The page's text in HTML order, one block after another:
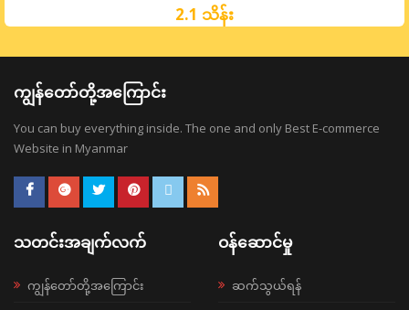
2.1 သိန်း
ကျွန်တော်တို့အကြောင်း
You can buy everything inside. The one and only Best E-commerce
Website in Myanmar
သတင်းအချက်လက်
ကျွန်တော်တို့အကြောင်း
ဝန်ဆောင်မှု
ဆက်သွယ်ရန်